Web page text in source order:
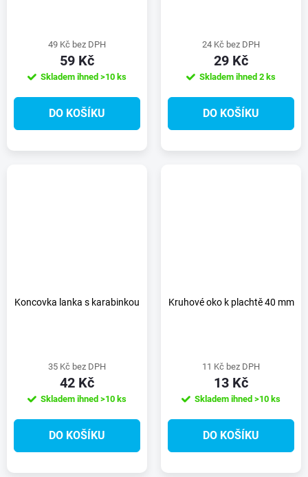
49 Kč bez DPH
59 Kč
Skladem ihned >10 ks
DO KOŠÍKU
24 Kč bez DPH
29 Kč
Skladem ihned 2 ks
DO KOŠÍKU
Koncovka lanka s karabinkou
35 Kč bez DPH
42 Kč
Skladem ihned >10 ks
DO KOŠÍKU
Kruhové oko k plachtě 40 mm
11 Kč bez DPH
13 Kč
Skladem ihned >10 ks
DO KOŠÍKU